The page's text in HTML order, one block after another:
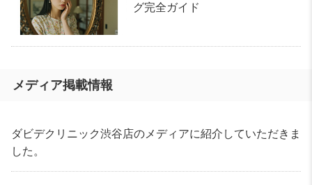
グ完全ガイド
メディア掲載情報
ダビデクリニック渋谷店のメディアに紹介していただきま
した。